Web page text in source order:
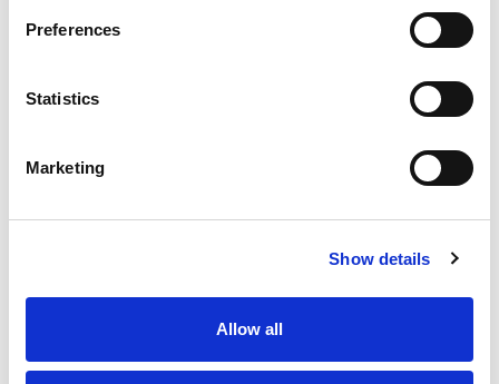
Preferences
Statistics
Marketing
Show details
Allow all
13个不同国家、投产的 余个激光应用